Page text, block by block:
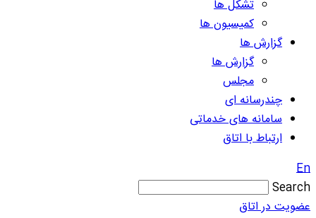
تشکل ها
کمیسیون ها
گزارش ها
گزارش ها
مجلس
چندرسانه ای
سامانه های خدماتی
ارتباط با اتاق
En
Search
عضویت در اتاق